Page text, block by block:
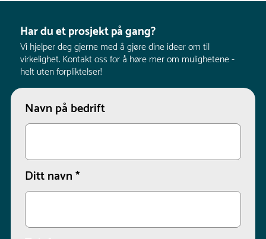
Har du et prosjekt på gang?
Vi hjelper deg gjerne med å gjøre dine ideer om til
virkelighet. Kontakt oss for å høre mer om mulighetene -
helt uten forpliktelser!
Navn på bedrift
Ditt navn*